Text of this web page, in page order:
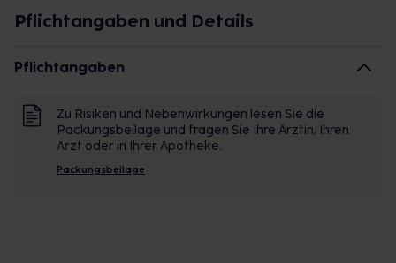
Leberfunktionsstörungen und
die Funktion des Leber-Galle-Systems,
Völlegefühl sowie krampfartigen Beschwerden.
Hepeel® N ist sehr gut verträglich und eignet sich zur
natürlichen Unterstützung des
Verdauungssystems – auch unterwegs.
Pflichtangaben und Details
Pflichtangaben
Zu Risiken und Nebenwirkungen lesen Sie die
Packungsbeilage und fragen Sie Ihre Ärztin, Ihren
Arzt oder in Ihrer Apotheke.
Packungsbeilage